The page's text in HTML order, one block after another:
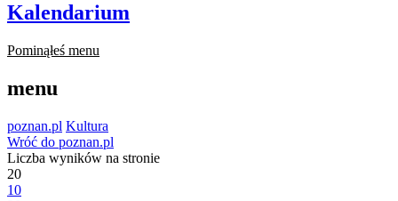
Kalendarium
Pominąłeś menu
menu
poznan.pl Kultura
Wróć do poznan.pl
Liczba wyników na stronie
20
10